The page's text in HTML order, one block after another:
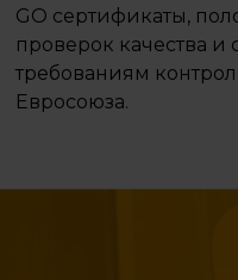
GO сертификаты,
проверок качества и
требованиям
Евросоюза.